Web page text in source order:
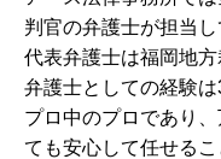
判官の弁護士が担当し
代表弁護士は福岡地方
弁護士としての経験は
プロ中のプロであり
ても安心して任せるこ